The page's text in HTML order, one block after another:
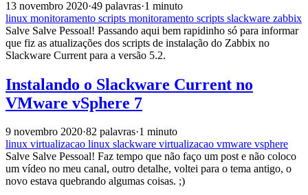
13 novembro 2020·49 palavras·1 minuto
linux monitoramento scripts monitoramento scripts slackware zabbix
Salve Salve Pessoal! Passando aqui bem rapidinho só para informar
que fiz as atualizações dos scripts de instalação do Zabbix no
Slackware Current para a versão 5.2.
Instalando o Slackware Current no
VMware vSphere 7
9 novembro 2020·82 palavras·1 minuto
linux virtualizacao linux slackware virtualizacao vmware vsphere
Salve Salve Pessoal! Faz tempo que não faço um post e não coloco
um vídeo no meu canal, outro detalhe, voltei para o tema antigo, o
novo estava quebrando algumas coisas. ;)